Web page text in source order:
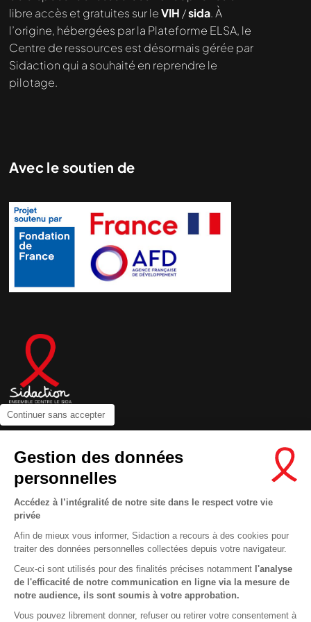
Continuer sans accepter
Gestion des données
personnelles
Accédez à l’intégralité de notre site dans le respect votre vie
privée
Afin de mieux vous informer, Sidaction a recours à des cookies pour
traiter des données personnelles collectées depuis votre navigateur.
Ceux-ci sont utilisés pour des finalités précises notamment l'analyse
de l'efficacité de notre communication en ligne via la mesure de
notre audience, ils sont soumis à votre approbation.
Vous pouvez librement donner, refuser ou retirer votre consentement à
libre accès et gratuites sur leVIH /sida. À
l’origine, hébergées par la Plateforme ELSA, le
Centre de ressources est désormais gérée par
Sidaction qui a souhaité en reprendre le
pilotage.
Avec le soutien de
Newsletter
Nous suivre sur les réseaux :
MENTIONS LÉGALES
CONDITIONS D’UTILISATION ET PROTECTION DES DONNÉES
COOKIES